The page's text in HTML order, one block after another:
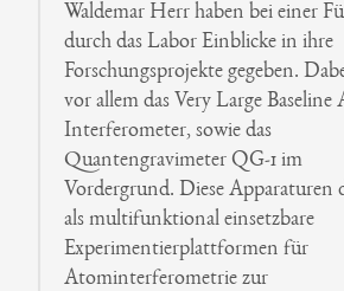
Waldemar Herr haben bei einer
durch das Labor Einblicke in ihre
Forschungsprojekte gegeben.
vor allem das Very Large Baseline
Interferometer, sowie das
Quantengravimeter QG-1 im
Vordergrund. Diese Apparaturen
als multifunktional einsetzbare
Experimentierplattformen für
Atominterferometrie zur